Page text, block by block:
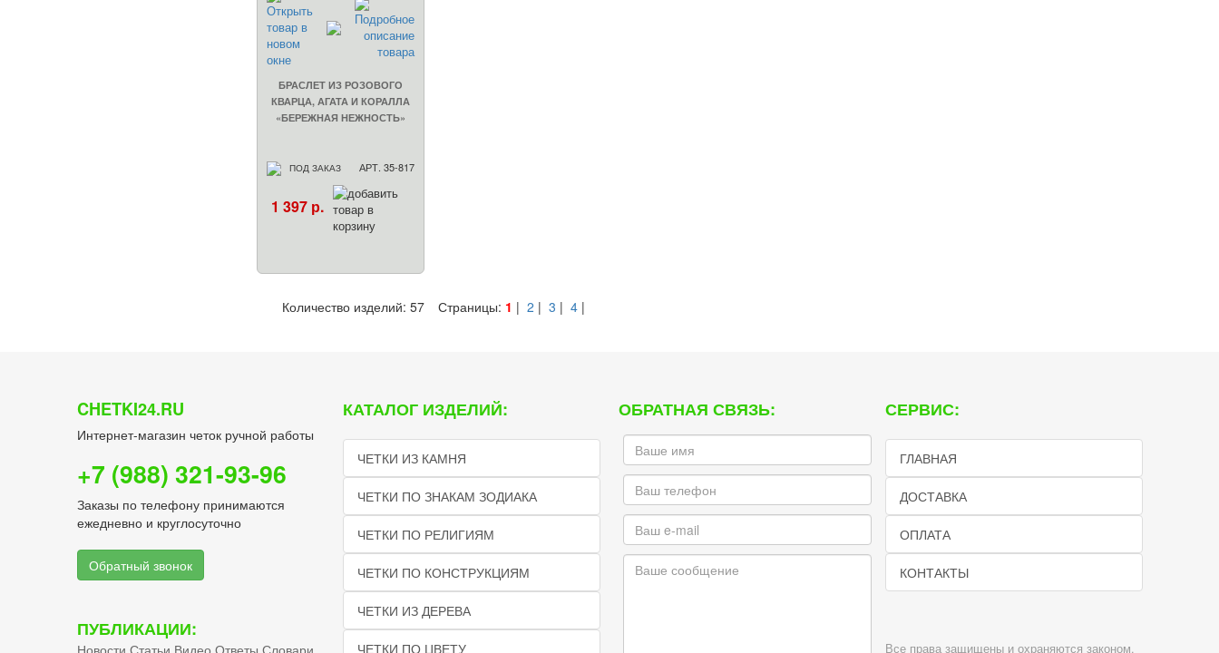
БРАСЛЕТ ИЗ РОЗОВОГО
КВАРЦА, АГАТА И КОРАЛЛА
«БЕРЕЖНАЯ НЕЖНОСТЬ»
ПОД ЗАКАЗ АРТ. 35-817
1 397 р.
Количество изделий: 57 Страницы: 1 | 2 | 3 | 4|
CHETKI24.RU
Интернет-магазин четок ручной работы
+7 (988) 321-93-96
Заказы по телефону принимаются
ежедневно и круглосуточно
Обратный звонок
ПУБЛИКАЦИИ:
Новости Статьи Видео Ответы Словари
КАТАЛОГ ИЗДЕЛИЙ:
ЧЕТКИ ИЗ КАМНЯ
ЧЕТКИ ПО ЗНАКАМ ЗОДИАКА
ЧЕТКИ ПО РЕЛИГИЯМ
ЧЕТКИ ПО КОНСТРУКЦИЯМ
ЧЕТКИ ИЗ ДЕРЕВА
ЧЕТКИ ПО ЦВЕТУ
ОБРАТНАЯ СВЯЗЬ: СЕРВИС:
ГЛАВНАЯ
ДОСТАВКА
ОПЛАТА
КОНТАКТЫ
Все права защищены и охраняются законом.